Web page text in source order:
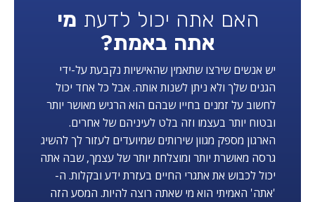
האם אתה יכול לדעת מי
אתה באמת?
יש אנשים שירצו שתאמין שהאישיות נקבעת על-ידי
הגנים שלך ולא ניתן לשנות אותה. אבל כל אחד יכול
לחשוב על זמנים בחייו שבהם הוא הרגיש מאושר יותר
ובטוח יותר בעצמו וזה בלט לעיניהם של אחרים.
הארגון מספק מגוון שירותים שמיועדים לעזור לך להשיג
גרסה מאושרת יותר ומוצלחת יותר של עצמך, שבה אתה
יכול לכבוש את אתגרי החיים בעזרת ידע ובקלות. ה-
'אתה' האמיתי הוא מי שאתה רוצה להיות. המסע הזה